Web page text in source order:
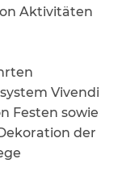
Aktivitäten
Vivendi
Festen sowie
der